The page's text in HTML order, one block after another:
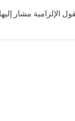
الإلزامية مشار